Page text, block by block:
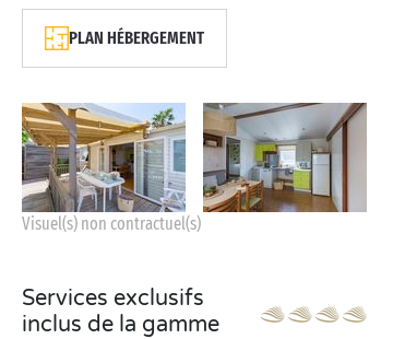
PLAN HÉBERGEMENT
Visuel(s) non contractuel(s)
Services exclusifs
inclus de la gamme